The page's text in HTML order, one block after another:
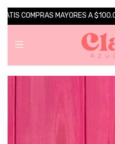
COMPRAS MAYORES A $100.000